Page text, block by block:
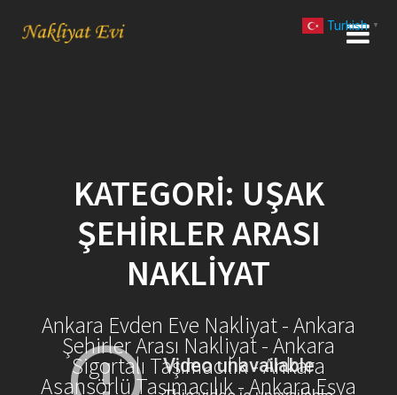
KATEGORI: UŞAK
ŞEHIRLER ARASI
NAKLIYAT
Ankara Evden Eve Nakliyat - Ankara
Şehirler Arası Nakliyat - Ankara
Sigortalı Taşımacılık - Ankara
Asansörlü Taşımacılık - Ankara Eşya
Turkish ▼